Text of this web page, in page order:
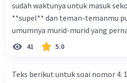
sudah waktunya untuk masuk
**supel** dan teman-temanmu
umumnya murid-murid yang
kelas satu. Sedangkan aku? Aku
ke kota kecil ini. Makna kata
baik
41 5.0
Teks berikut untuk soai nomor 4.